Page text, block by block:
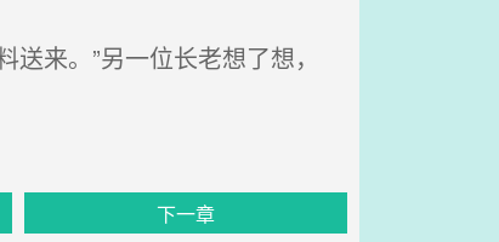
来。”另一位长老想了想，
下一章